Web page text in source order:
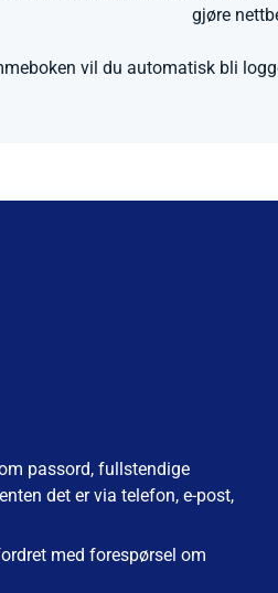
gjøre
vil du automatisk bli
passord, fullstendige
det er via telefon, e-post,
med forespørsel om